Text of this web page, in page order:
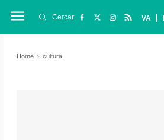
Cercar VA
Home cultura